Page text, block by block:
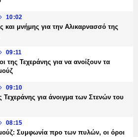
10:02
και μνήμης για την Αλικαρνασσό της
09:11
της Τεχεράνης για να ανοίξουν τα
09:10
Τεχεράνης για άνοιγμα των Στενών του
08:15
Συμφωνία προ των πυλών, οι όροι